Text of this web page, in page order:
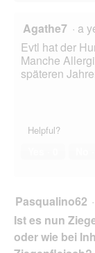
Agathe7 · a
Evtl hat der
Manche
späteren
Helpful?
Pasqualino62 ·
Ist es nun
oder wie bei